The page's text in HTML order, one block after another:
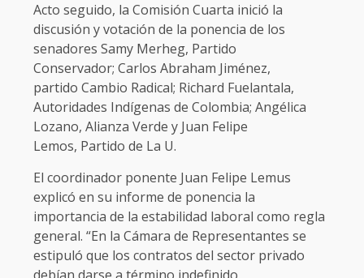
Acto seguido, la Comisión Cuarta inició la
discusión y votación de la ponencia de los
senadores Samy Merheg, Partido
Conservador; Carlos Abraham Jiménez,
partido Cambio Radical; Richard Fuelantala,
Autoridades Indígenas de Colombia; Angélica
Lozano, Alianza Verde y Juan Felipe
Lemos, Partido de La U.
El coordinador ponente Juan Felipe Lemus
explicó en su informe de ponencia la
importancia de la estabilidad laboral como regla
general. “En la Cámara de Representantes se
estipuló que los contratos del sector privado